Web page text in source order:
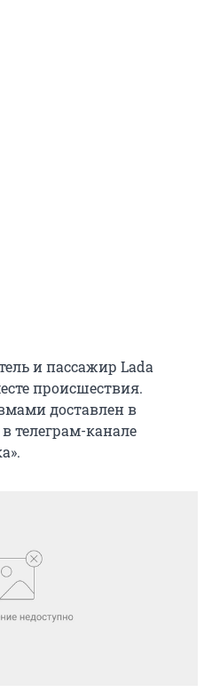
и пассажир Lada
происшествия.
доставлен в
телеграм-канале